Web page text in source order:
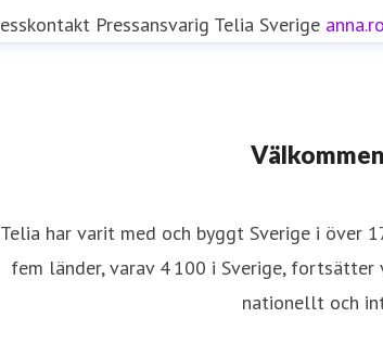
Pressansvarig Telia Sverige
Telia har varit med och byggt Sverige i över
fem länder, varav 4 100 i Sverige,
nationellt och